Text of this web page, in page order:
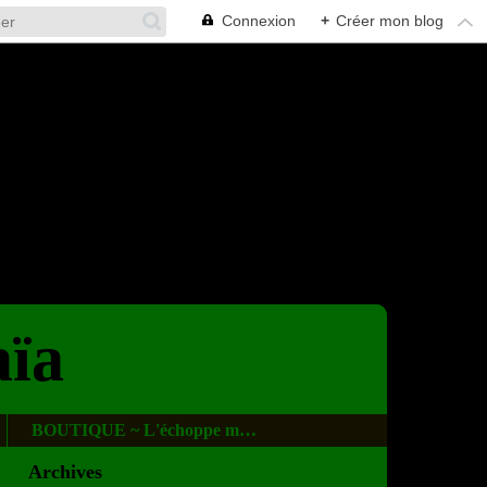
Connexion + Créer mon blog
BOUTIQUE ~ L'échoppe magique
Archives